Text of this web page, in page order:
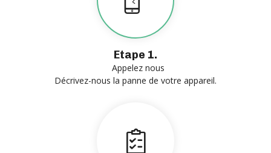
Etape 1.
Appelez nous
Décrivez-nous la panne de votre appareil.